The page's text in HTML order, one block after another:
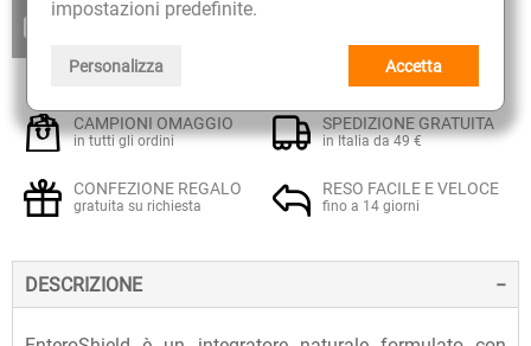
impostazioni predefinite.
Personalizza Accetta
ESAURITO
AGGIUNGI
CAMPIONI OMAGGIO
in tutti gli ordini
SPEDIZIONE GRATUITA
in Italia da 49 €
CONFEZIONE REGALO
gratuita su richiesta
RESO FACILE E VELOCE
fino a 14 giorni
DESCRIZIONE